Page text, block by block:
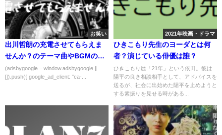
お笑い
出川哲朗の充電させてもらえま
せんか？のテーマ曲やBGMの挿
入曲のまとめ
(adsbygoogle = window.adsbygoogle ||
[]).push({ google_ad_client: "ca-...
2021年映画・ドラマ
ひきこもり先生のヨーダとは何
者？演じている俳優は誰？
ひきこもり歴「21年」という依田。彼は
陽平の良き相談相手として、アドバイスを
送るが、社会に出始めた陽平を止めようと
する素振りを見せる時がある...